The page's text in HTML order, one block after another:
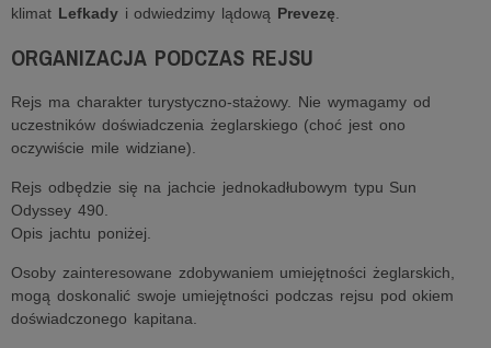
klimat Lefkadyi odwiedzimy lądową Prevezę
ORGANIZACJA PODCZAS REJSU
Rejs ma charakter turystyczno-stażowy. Nie wymagamy od
uczestników doświadczenia żeglarskiego (choć jest ono
oczywiście mile widziane).
Rejs odbędzie się na jachcie jednokadłubowym typu Sun
Odyssey 490.
Opis jachtu poniżej.
Osoby zainteresowane zdobywaniem umiejętności żeglarskich,
mogą doskonalić swoje umiejętności podczas rejsu pod okiem
doświadczonego kapitana.